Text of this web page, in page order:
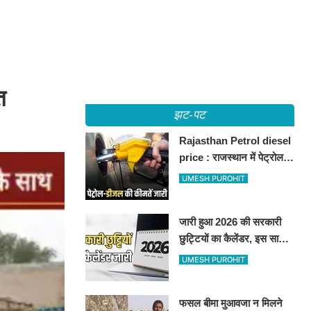
झट-पट
Rajasthan Petrol diesel
price : राजस्थान में पेट्रोल-
डीजल की कीमतें जारी, जानिए
UMESH PUROHIT
जारी हुआ 2026 की सरकारी
छुट्टियों का कैलेंडर, इस साल
कई बार मिलेगा लगातार
UMESH PUROHIT
फसल बीमा मुआवजा न मिलने